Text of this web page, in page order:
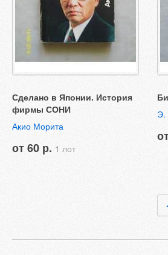
Сделано в Японии. История
фирмы СОНИ
Акио Морита
от 60 р. 1 лот
Э.